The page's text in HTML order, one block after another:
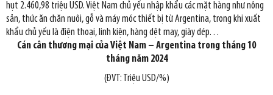
hụt 2.460,98 triệu USD. Việt Nam chủ yếu nhập khẩu các mặt hàng như nông
sản, thức ăn chăn nuôi, gỗ và máy móc thiết bị từ Argentina, trong khi xuất
khẩu chủ yếu là điện thoại, linh kiện, hàng dệt may, giày dép…
Cán cân thương mại của Việt Nam – Argentina trong tháng 10
tháng năm 2024
(ĐVT: Triệu USD/%)